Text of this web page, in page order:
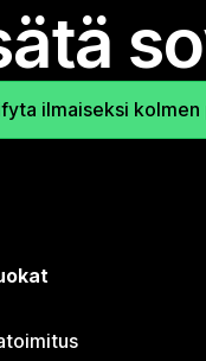
ilmaiseksi kolmen